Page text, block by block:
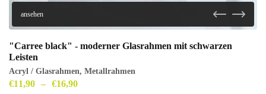
ansehen
"Carree black" - moderner Glasrahmen mit schwarzen
Leisten
Acryl / Glasrahmen, Metallrahmen
€11,90 – €16,90